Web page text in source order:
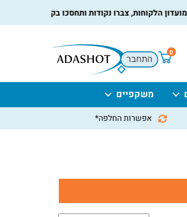
הלקוחות, צברו נקודות ותחסכו בקניות הבאות,
0
התחבר
משקפיים
אפשרות החלפה*